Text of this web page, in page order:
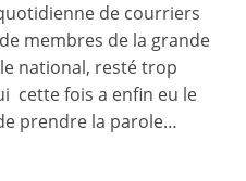
de courriers
membres de la grande
national, resté trop
cette fois a enfin eu le
prendre la parole…